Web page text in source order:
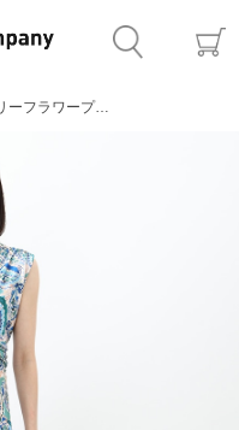
プリントジャージワンピース